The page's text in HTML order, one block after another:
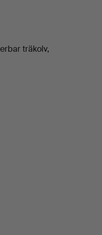
träkolv,